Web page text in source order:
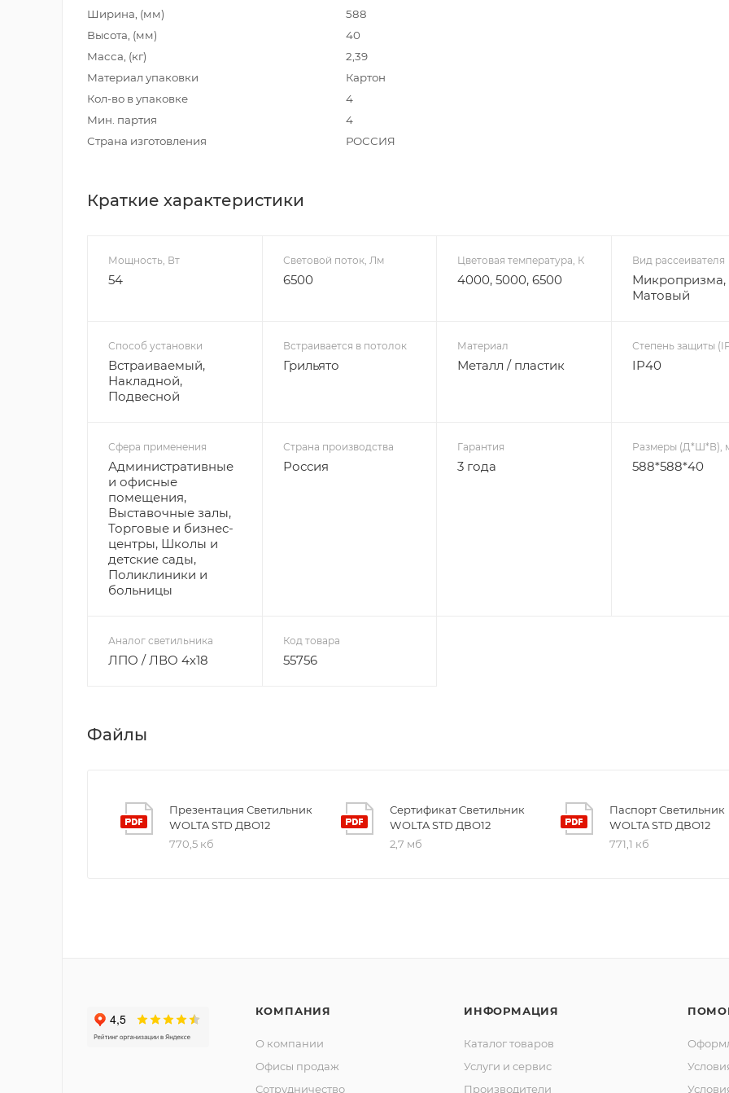
Ширина, (мм)
588
Высота, (мм)
40
Масса, (кг)
2,39
Материал упаковки
Картон
Кол-во в упаковке
4
Мин. партия
4
Страна изготовления РОССИЯ
Краткие характеристики
Мощность, Вт
54
Световой поток, Лм
6500
Цветовая температура, К
4000, 5000, 6500
Вид рассеивателя
Микропризма,
Матовый
Способ установки
Встраиваемый,
Накладной,
Подвесной
Встраивается в потолок
Грильято
Материал
Металл / пластик
Степень защиты
IP40
Сфера применения
Административные
и офисные
помещения,
Выставочные залы,
Торговые и бизнес-
центры, Школы и
детские сады,
Поликлиники и
больницы
Страна производства
Россия
Гарантия
3 года
Размеры (Д*Ш*В),
588*588*40
Аналог светильника
ЛПО / ЛВО 4х18
Код товара
55756
Файлы
Презентация Светильник
WOLTA STD ДВО12
770,5 кб
Сертификат Светильник
WOLTA STD ДВО12
2,7 мб
Паспорт Светильник
WOLTA STD ДВО12
771,1 кб
КОМПАНИЯ
О компании
Офисы продаж
Сотрудничество
ИНФОРМАЦИЯ
Каталог товаров
Услуги и сервис
Производители